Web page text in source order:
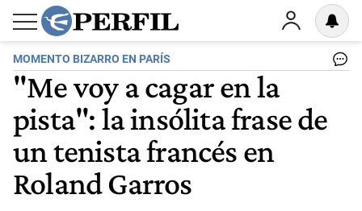
MOMENTO BIZARRO EN PARÍS
"Me voy a cagar en la
pista": la insólita frase de
un tenista francés en
Roland Garros